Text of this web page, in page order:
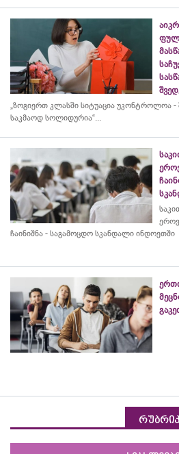
„ზოგიერთ კლასში სიტუაცია უკონტროლოა -
საკმაოდ სოლიდურია“...
ჩაინიშნა - საგამოცდო სკანდალი ინდოეთში